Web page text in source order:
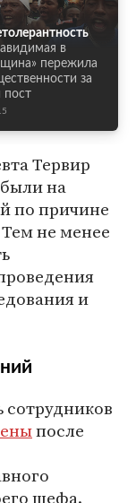
в
пережила
за
пост
Тервир
на
по причине
не менее
и
сотрудников
после
шефа.